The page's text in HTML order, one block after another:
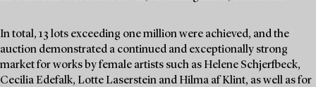
In total, 13 lots exceeding one million were achieved, and the
auction demonstrated a continued and exceptionally strong
market for works by female artists such as Helene Schjerfbeck,
Cecilia Edefalk, Lotte Laserstein and Hilma af Klint, as well as for